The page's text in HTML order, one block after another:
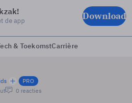
de app Download
& ToekomstCarrière
PRO
0 reacties